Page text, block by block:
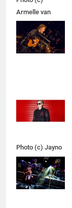
Armelle van
Helden,
Maxazine.nl
Photo (c) Jayno
Berkhoudt